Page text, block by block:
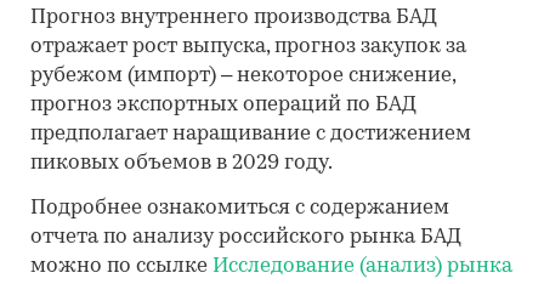
Прогноз внутреннего производства БАД
отражает рост выпуска, прогноз закупок за
рубежом (импорт) – некоторое снижение,
прогноз экспортных операций по БАД
предполагает наращивание с достижением
пиковых объемов в 2029 году.
Подробнее ознакомиться с содержанием
отчета по анализу российского рынка БАД
можно по ссылке Исследование (анализ) рынка